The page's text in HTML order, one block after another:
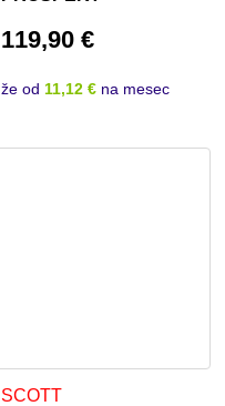
119,90 €
že od 11,12 € na mesec
SCOTT